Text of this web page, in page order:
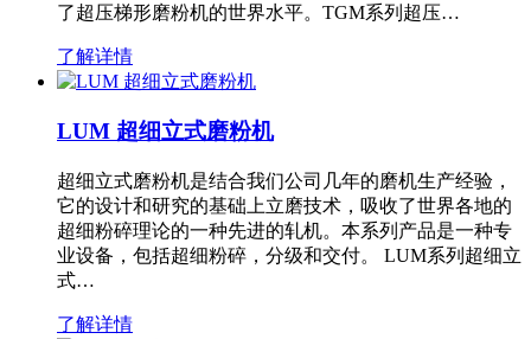
了超压梯形磨粉机的世界水平。TGM系列超压…
了解详情
LUM 超细立式磨粉机
超细立式磨粉机是结合我们公司几年的磨机生产经验，
它的设计和研究的基础上立磨技术，吸收了世界各地的
超细粉碎理论的一种先进的轧机。本系列产品是一种专
业设备，包括超细粉碎，分级和交付。 LUM系列超细立
式…
了解详情